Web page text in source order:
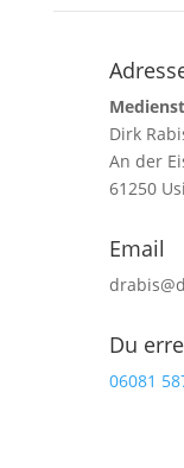
Dirk
An der
61250
Email
Du
06081